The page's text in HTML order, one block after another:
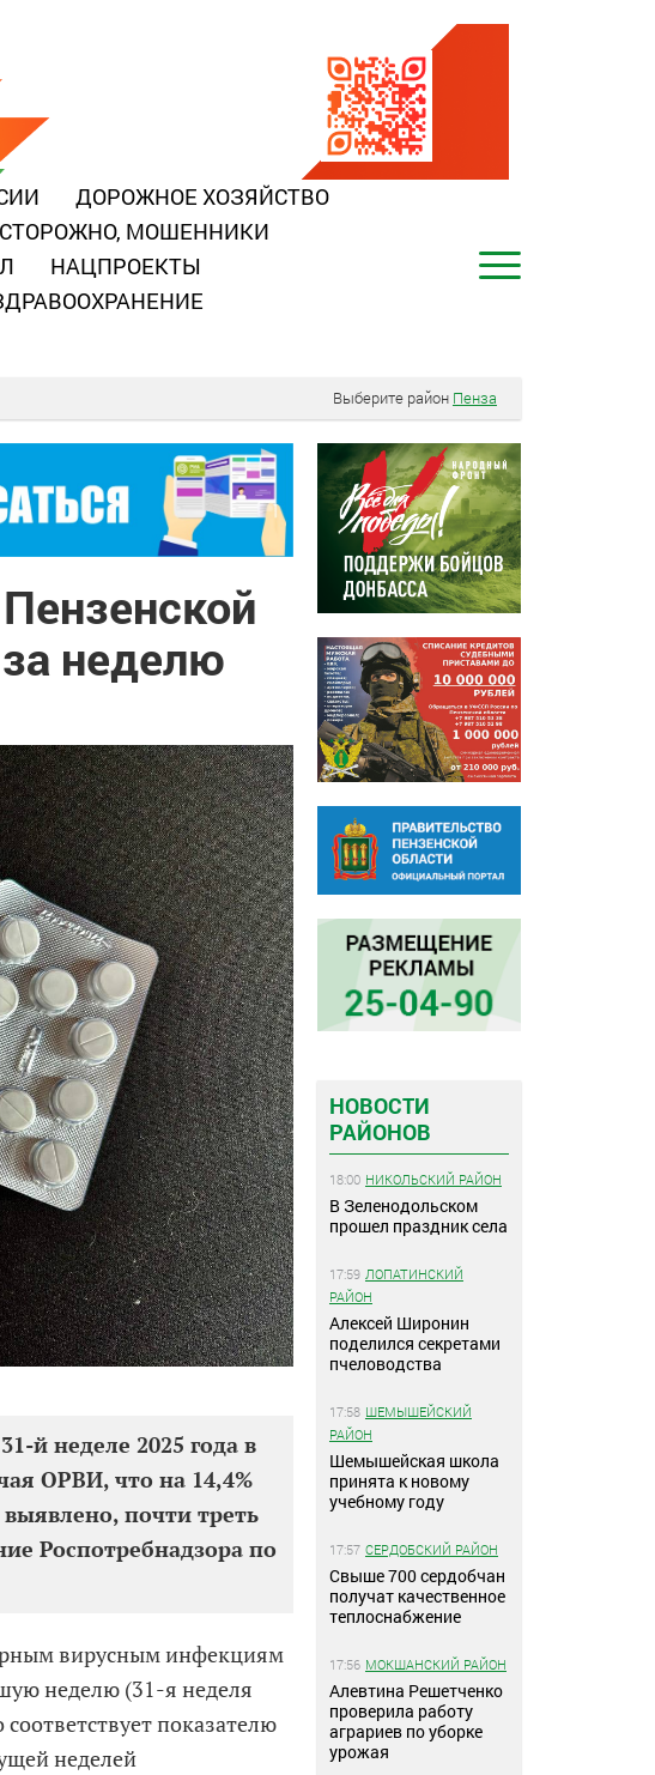
ДОРОЖНОЕ ХОЗЯЙСТВО
МОШЕННИКИ
НАЦПРОЕКТЫ
Выберите район Пенза
неделю
й неделе 2025 года в
ОРВИ, что на 14,4%
почти треть
Роспотребнадзора по
вирусным инфекциям
неделю (31-я неделя
показателю
неделей
НОВОСТИ
РАЙОНОВ
18:00 НИКОЛЬСКИЙ РАЙОН
В Зеленодольском
прошел праздник села
17:59 ЛОПАТИНСКИЙ
РАЙОН
Алексей Широнин
поделился секретами
пчеловодства
17:58 ШЕМЫШЕЙСКИЙ
РАЙОН
Шемышейская школа
принята к новому
учебному году
17:57 СЕРДОБСКИЙ РАЙОН
Свыше 700 сердобчан
получат качественное
теплоснабжение
17:56 МОКШАНСКИЙ РАЙОН
Алевтина Решетченко
проверила работу
аграриев по уборке
урожая